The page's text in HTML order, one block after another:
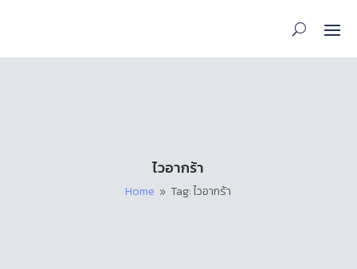
ไวอากร้า
Home 9 Tag: ไวอากร้า